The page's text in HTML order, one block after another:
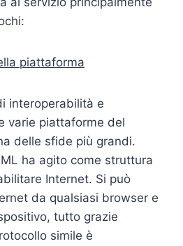
piattaforma
interoperabilità e
varie piattaforme del
delle sfide più grandi.
ha agito come struttura
Internet. Si può
da qualsiasi browser e
tutto grazie
simile è